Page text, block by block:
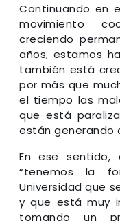
Continuando en
movimiento
creciendo
años, estamos
también está
por más que
el tiempo las
que está
están generando
En ese sentido,
“tenemos la
Universidad que
y que está muy
tomando un